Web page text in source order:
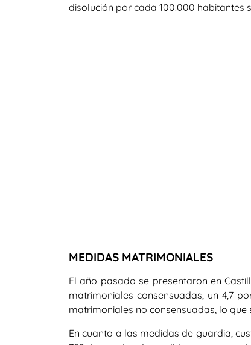
disolución por cada 100.000 habitantes
MEDIDAS MATRIMONIALES
El año pasado se presentaron en
matrimoniales consensuadas, un 4,7
matrimoniales no consensuadas, lo
En cuanto a las medidas de guardia,